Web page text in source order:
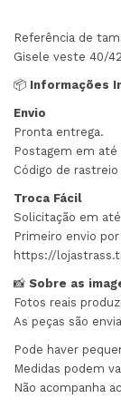
Referência de
Gisele veste 40/
📦 Informações
Envio
Pronta entrega.
Postagem em
Código de
Troca Fácil
Solicitação em
Primeiro envio
https://
📸 Sobre as
Fotos reais
As peças são
Pode haver
Medidas podem
Não acompanha